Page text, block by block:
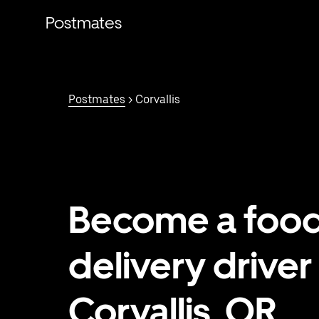
contenidoPostmates
Postmates > Corvallis
Become a
delivery driver